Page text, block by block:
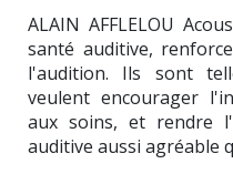
ALAIN AFFLELOU
santé auditive,
l'audition. Ils sont
veulent encourager
aux soins, et rendre
auditive aussi agréable